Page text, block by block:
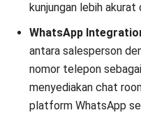
kunjungan lebih
WhatsApp
antara salesperson
nomor telepon
menyediakan chat
platform WhatsApp